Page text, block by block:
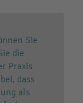
Sie
die
Praxis
dass
als